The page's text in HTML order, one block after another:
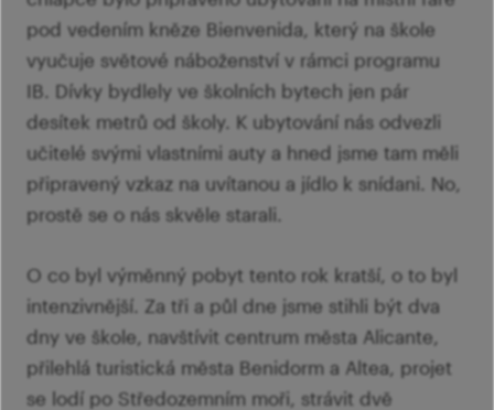
pod vedením kněze Bienvenida, který na škole
vyučuje světové náboženství v rámci programu
IB. Dívky bydlely ve školních bytech jen pár
desítek metrů od školy. K ubytování nás odvezli
učitelé svými vlastními auty a hned jsme tam měli
připravený vzkaz na uvítanou a jídlo k snídani. No,
prostě se o nás skvěle starali.
O co byl výměnný pobyt tento rok kratší, o to byl
intenzivnější. Za tři a půl dne jsme stihli být dva
dny ve škole, navštívit centrum města Alicante,
přilehlá turistická města Benidorm a Altea, projet
se lodí po Středozemním moři, strávit dvě